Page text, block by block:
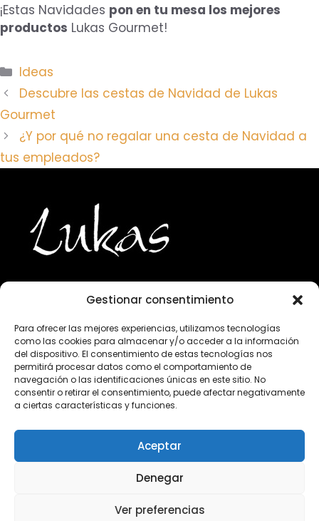
Gestionar consentimiento
Para ofrecer las mejores experiencias, utilizamos tecnologías
como las cookies para almacenar y/o acceder a la información
del dispositivo. El consentimiento de estas tecnologías nos
permitirá procesar datos como el comportamiento de
navegación o las identificaciones únicas en este sitio. No
consentir o retirar el consentimiento, puede afectar negativamente
a ciertas características y funciones.
Aceptar
Denegar
Ver preferencias
¡Estas Navidades pon en tu mesa los mejores
productos Lukas Gourmet!
Categorías
Ideas
Descubre las cestas de Navidad de Lukas
Gourmet
¿Y por qué no regalar una cesta de Navidad a
tus empleados?
943 224 800
info@lukasgourmet.com
Club del vino
Trabaja con nosotros
Preguntas frecuentes
Condiciones de compra
Información sobre el tratamiento de
datos personales